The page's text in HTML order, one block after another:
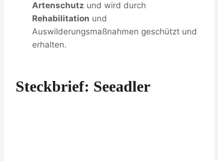
Artenschutz und wird durch
Rehabilitation und
Auswilderungsmaßnahmen geschützt und
erhalten.
Steckbrief: Seeadler